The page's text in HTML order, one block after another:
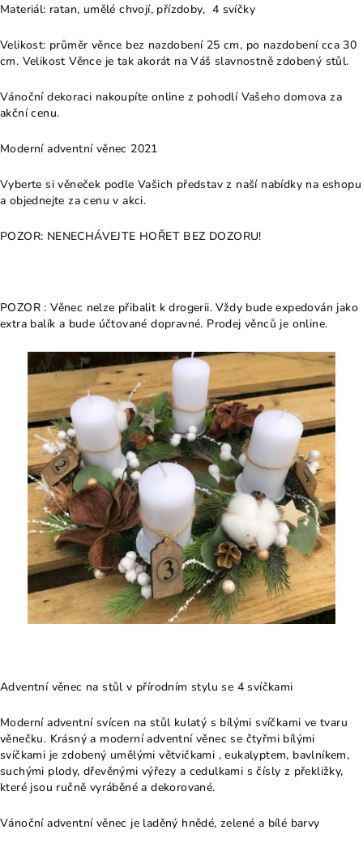
Materiál: ratan, umělé chvojí, přízdoby, 4 svíčky
Velikost: průměr věnce bez nazdobení 25 cm, po nazdobení cca 30
cm. Velikost Věnce je tak akorát na Váš slavnostně zdobený stůl.
Vánoční dekoraci nakoupíte online z pohodlí Vašeho domova za
akční cenu.
Moderní adventní věnec 2021
Vyberte si věneček podle Vašich představ z naší nabídky na eshopu
a objednejte za cenu v akci.
POZOR: NENECHÁVEJTE HOŘET BEZ DOZORU!
POZOR : Věnec nelze přibalit k drogerii. Vždy bude expedován jako
extra balík a bude účtované dopravné. Prodej věnců je online.
Adventní věnec na stůl v přírodním stylu se 4 svíčkami
Moderní adventní svícen na stůl kulatý s bílými svíčkami ve tvaru
věnečku. Krásný a moderní adventní věnec se čtyřmi bílými
svíčkami je zdobený umělými větvičkami , eukalyptem, bavlníkem,
suchými plody, dřevěnými výřezy a cedulkami s čísly z překližky,
které jsou ručně vyráběné a dekorované.
Vánoční adventní věnec je laděný hnědé, zelené a bílé barvy